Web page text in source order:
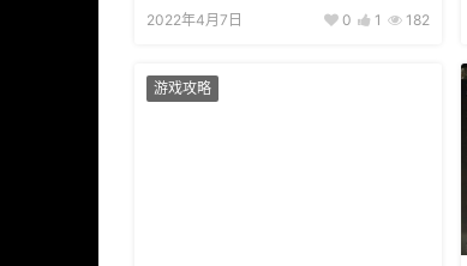
2022年4月7日 0 1 182
游戏攻略